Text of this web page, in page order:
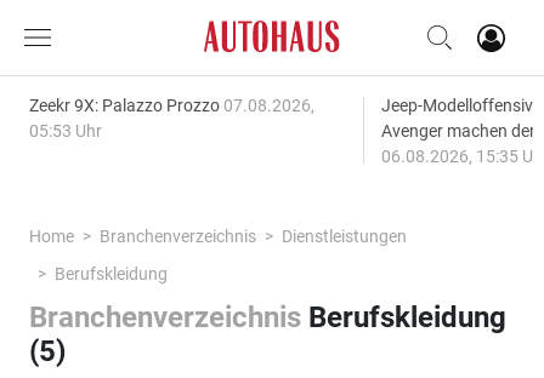
Zeekr 9X: Palazzo Prozzo 07.08.2026,
05:53 Uhr
Jeep-
Avenger machen
06.08.2026, 15:35
Home Branchenverzeichnis
Dienstleistungen
Berufskleidung
Branchenverzeichnis Berufskleidung
(5)